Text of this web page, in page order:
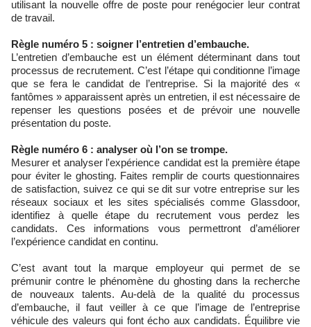
utilisant la nouvelle offre de poste pour renégocier leur contrat
de travail.
Règle numéro 5 : soigner l’entretien d’embauche.
L’entretien d’embauche est un élément déterminant dans tout
processus de recrutement. C’est l’étape qui conditionne l’image
que se fera le candidat de l’entreprise. Si la majorité des «
fantômes » apparaissent après un entretien, il est nécessaire de
repenser les questions posées et de prévoir une nouvelle
présentation du poste.
Règle numéro 6 : analyser où l’on se trompe.
Mesurer et analyser l'expérience candidat est la première étape
pour éviter le ghosting. Faites remplir de courts questionnaires
de satisfaction, suivez ce qui se dit sur votre entreprise sur les
réseaux sociaux et les sites spécialisés comme Glassdoor,
identifiez à quelle étape du recrutement vous perdez les
candidats. Ces informations vous permettront d’améliorer
l’expérience candidat en continu.
C’est avant tout la marque employeur qui permet de se
prémunir contre le phénomène du ghosting dans la recherche
de nouveaux talents. Au-delà de la qualité du processus
d’embauche, il faut veiller à ce que l’image de l’entreprise
véhicule des valeurs qui font écho aux candidats. Équilibre vie